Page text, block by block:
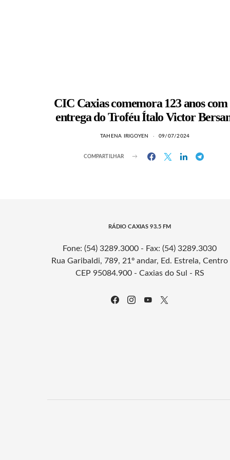
CIC Caxias comemora 123 anos com
entrega do Troféu Ítalo Victor
TAHENA IRIGOYEN 09/07/2024
COMPARTILHAR
RÁDIO CAXIAS 93.5 FM
Fone: (54) 3289.3000 - Fax: (54) 3289.3030
Rua Garibaldi, 789, 21º andar, Ed. Estrela, Centro
CEP 95084.900 - Caxias do Sul - RS